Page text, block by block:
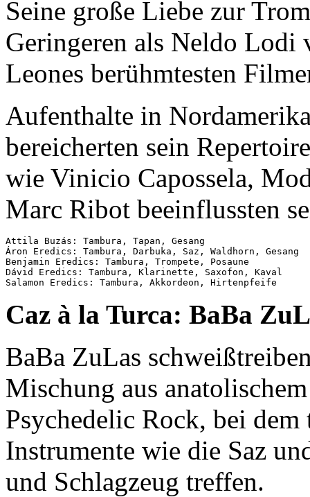
Seine große Liebe zur
Geringeren als Neldo Lodi
Leones berühmtesten
Aufenthalte in
bereicherten sein
wie Vinicio Capossela,
Marc Ribot beeinflussten
Attila Buzás: Tambura, Tapan, Gesang
Áron Eredics: Tambura, Darbuka, Saz, Waldhorn, Gesang
Benjamin Eredics: Tambura, Trompete, Posaune
Dávid Eredics: Tambura, Klarinette, Saxofon, Kaval
Caz à la Turca: BaBa
BaBa ZuLas
Mischung aus
Psychedelic Rock, bei
Instrumente wie die Saz
und Schlagzeug treffen.